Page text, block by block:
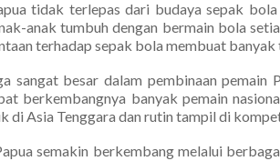
tidak terlepas dari budaya sepak
anak tumbuh dengan bermain bola
terhadap sepak bola membuat banyak
sangat besar dalam pembinaan
berkembangnya banyak pemain
di Asia Tenggara dan rutin tampil di
semakin berkembang melalui